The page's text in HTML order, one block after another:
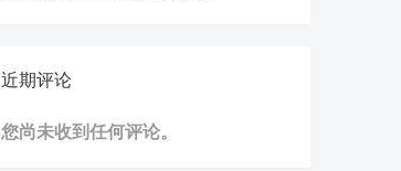
近期评论
您尚未收到任何评论。